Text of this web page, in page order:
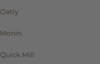
Oatly
Monin
Quick Mill